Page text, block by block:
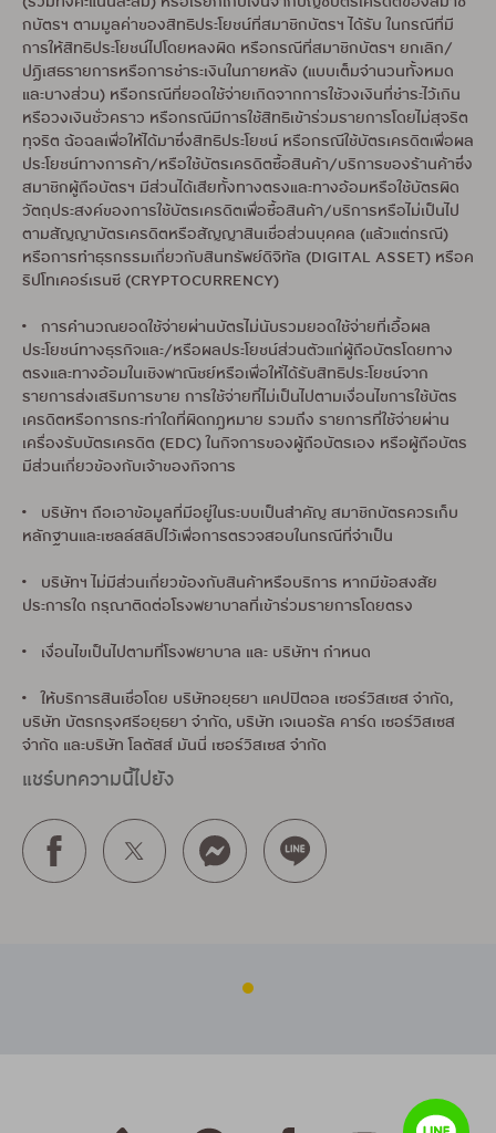
กบัตรฯ ตามมูลค่าของสิทธิประโยชน์ที่สมาชิกบัตรฯ ได้รับ ในกรณีที่มี
การให้สิทธิประโยชน์ไปโดยหลงผิด หรือกรณีที่สมาชิกบัตรฯ ยกเลิก/
ปฏิเสธรายการหรือการชำระเงินในภายหลัง (แบบเต็มจำนวนทั้งหมด
และบางส่วน) หรือกรณีที่ยอดใช้จ่ายเกิดจากการใช้วงเงินที่ชำระไว้เกิน
หรือวงเงินชั่วคราว หรือกรณีมีการใช้สิทธิเข้าร่วมรายการโดยไม่สุจริต
ทุจริต ฉ้อฉลเพื่อให้ได้มาซึ่งสิทธิประโยชน์ หรือกรณีใช้บัตรเครดิตเพื่อผล
ประโยชน์ทางการค้า/หรือใช้บัตรเครดิตซื้อสินค้า/บริการของร้านค้าซึ่ง
สมาชิกผู้ถือบัตรฯ มีส่วนได้เสียทั้งทางตรงและทางอ้อมหรือใช้บัตรผิด
วัตถุประสงค์ของการใช้บัตรเครดิตเพื่อซื้อสินค้า/บริการหรือไม่เป็นไป
ตามสัญญาบัตรเครดิตหรือสัญญาสินเชื่อส่วนบุคคล (แล้วแต่กรณี)
หรือการทำธุรกรรมเกี่ยวกับสินทรัพย์ดิจิทัล (DIGITAL ASSET) หรือค
ริปโทเคอร์เรนซี (CRYPTOCURRENCY)
• การคำนวณยอดใช้จ่ายผ่านบัตรไม่นับรวมยอดใช้จ่ายที่เอื้อผล
ประโยชน์ทางธุรกิจและ/หรือผลประโยชน์ส่วนตัวแก่ผู้ถือบัตรโดยทาง
ตรงและทางอ้อมในเชิงพาณิชย์หรือเพื่อให้ได้รับสิทธิประโยชน์จาก
รายการส่งเสริมการขาย การใช้จ่ายที่ไม่เป็นไปตามเงื่อนไขการใช้บัตร
เครดิตหรือการกระทำใดที่ผิดกฎหมาย รวมถึง รายการที่ใช้จ่ายผ่าน
เครื่องรับบัตรเครดิต (EDC) ในกิจการของผู้ถือบัตรเอง หรือผู้ถือบัตร
มีส่วนเกี่ยวข้องกับเจ้าของกิจการ
• บริษัทฯ ถือเอาข้อมูลที่มีอยู่ในระบบเป็นสำคัญ สมาชิกบัตรควรเก็บ
หลักฐานและเซลล์สลิปไว้เพื่อการตรวจสอบในกรณีที่จำเป็น
• บริษัทฯ ไม่มีส่วนเกี่ยวข้องกับสินค้าหรือบริการ หากมีข้อสงสัย
ประการใด กรุณาติดต่อโรงพยาบาลที่เข้าร่วมรายการโดยตรง
• เงื่อนไขเป็นไปตามที่โรงพยาบาล และ บริษัทฯ กำหนด
• ให้บริการสินเชื่อโดย บริษัทอยุธยา แคปปิตอล เซอร์วิสเซส จำกัด,
บริษัท บัตรกรุงศรีอยุธยา จำกัด, บริษัท เจเนอรัล คาร์ด เซอร์วิสเซส
จำกัด และบริษัท โลตัสส์ มันนี่ เซอร์วิสเซส จำกัด
แชร์บทความนี้ไปยัง